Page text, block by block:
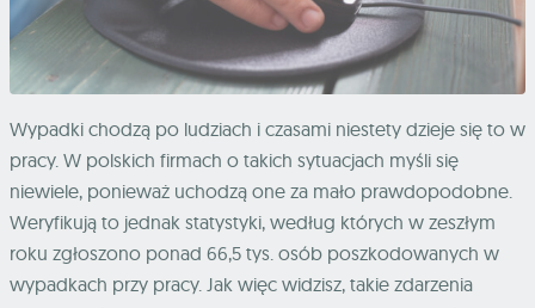
Wypadki chodzą po ludziach i czasami niestety dzieje się to w
pracy. W polskich firmach o takich sytuacjach myśli się
niewiele, ponieważ uchodzą one za mało prawdopodobne.
Weryfikują to jednak statystyki, według których w zeszłym
roku zgłoszono ponad 66,5 tys. osób poszkodowanych w
wypadkach przy pracy. Jak więc widzisz, takie zdarzenia